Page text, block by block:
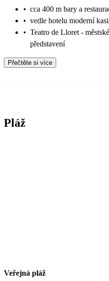
• cca 400 m bary a
• vedle hotelu moderní
• Teatro de Lloret -
představení
Přečtěte si více
Pláž
Veřejná pláž